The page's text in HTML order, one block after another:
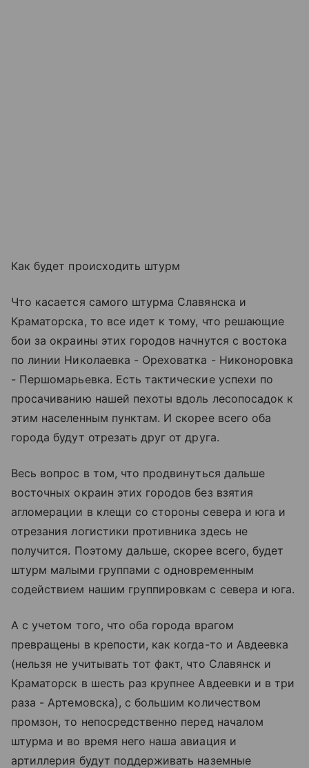
Как будет происходить штурм
Что касается самого штурма Славянска и
Краматорска, то все идет к тому, что решающие
бои за окраины этих городов начнутся с востока
по линии Николаевка - Ореховатка - Никоноровка
- Першомарьевка. Есть тактические успехи по
просачиванию нашей пехоты вдоль лесопосадок к
этим населенным пунктам. И скорее всего оба
города будут отрезать друг от друга.
Весь вопрос в том, что продвинуться дальше
восточных окраин этих городов без взятия
агломерации в клещи со стороны севера и юга и
отрезания логистики противника здесь не
получится. Поэтому дальше, скорее всего, будет
штурм малыми группами с одновременным
содействием нашим группировкам с севера и юга.
А с учетом того, что оба города врагом
превращены в крепости, как когда-то и Авдеевка
(нельзя не учитывать тот факт, что Славянск и
Краматорск в шесть раз крупнее Авдеевки и в три
раза - Артемовска), с большим количеством
промзон, то непосредственно перед началом
штурма и во время него наша авиация и
артиллерия будут поддерживать наземные